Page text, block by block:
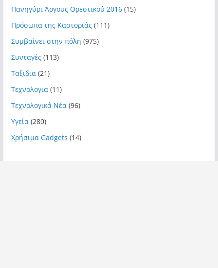
Πανηγύρι Άργους Ορεστικού 2016(15)
Πρόσωπα της Καστοριάς(111)
Συμβαίνει στην πόλη (975)
Συνταγές(113)
Ταξιδια(21)
Τεχνολογια(11)
Τεχνολογικά Νέα(96)
Υγεία(280)
Χρήσιμα Gadgets (14)